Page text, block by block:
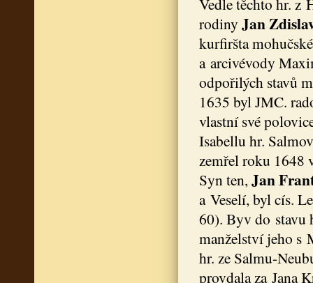
rodiny Jan
kurfiršta
a arcivévody
odpořilých stavů
1635 byl JMC.
vlastní své
Isabellu hr.
zemřel roku 1648
Syn ten, Jan
a Veselí, byl cís.
60). Byv do stavu
manželství jeho s
hr. ze Salmu-
provdala za Jana